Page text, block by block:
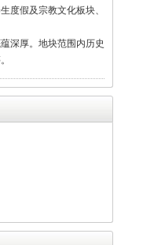
度假及宗教文化板块、
深厚。地块范围内历史